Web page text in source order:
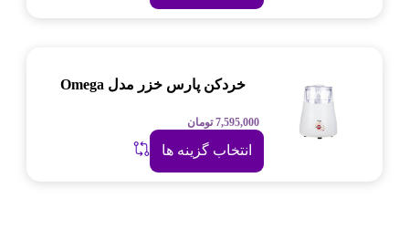
خردکن پارس خزر مدل Omega
7,595,000 تومان
انتخاب گزینه ها